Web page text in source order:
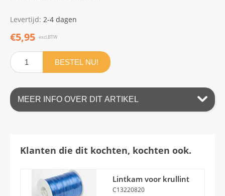
Levertijd: 2-4 dagen
€5,95 excl.BTW
BESTEL NU!
MEER INFO OVER DIT ARTIKEL
Klanten die dit kochten, kochten ook.
Lintkam voor krullint
C13220820